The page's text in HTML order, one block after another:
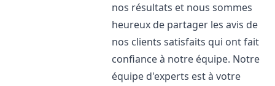
nos résultats et nous sommes
heureux de partager les avis de
nos clients satisfaits qui ont fait
confiance à notre équipe. Notre
équipe d'experts est à votre